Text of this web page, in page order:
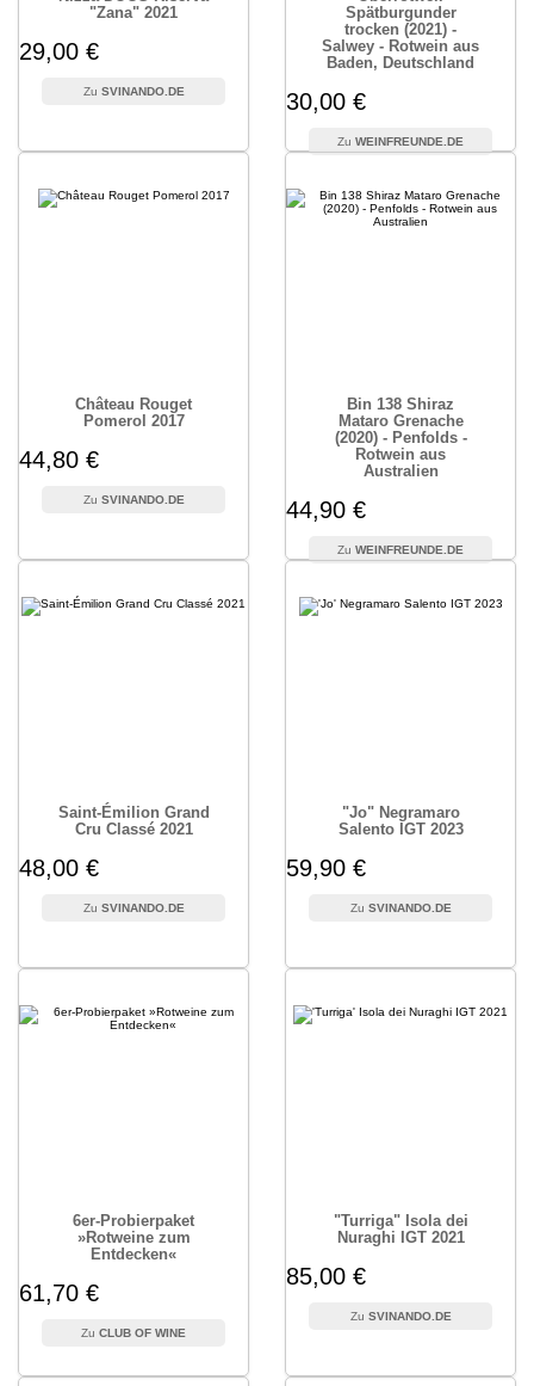
"Zana" 2021
29,00 €
SVINANDO.DE
Spätburgunder
trocken (2021) -
Salwey - Rotwein aus
Baden, Deutschland
30,00 €
WEINFREUNDE.DE
Château Rouget
Pomerol 2017
44,80 €
SVINANDO.DE
Bin 138 Shiraz
Mataro Grenache
(2020) - Penfolds -
Rotwein aus
Australien
44,90 €
WEINFREUNDE.DE
Saint-Émilion Grand
Cru Classé 2021
48,00 €
SVINANDO.DE
"Jo" Negramaro
Salento IGT 2023
59,90 €
SVINANDO.DE
6er-Probierpaket
»Rotweine zum
Entdecken«
61,70 €
CLUB OF WINE
"Turriga" Isola dei
Nuraghi IGT 2021
85,00 €
SVINANDO.DE